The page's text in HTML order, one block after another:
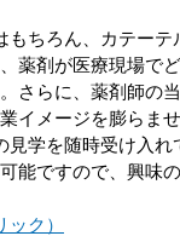
もちろん、カテーテ
薬剤が医療現場で
さらに、薬剤師の
イメージを膨らませ
見学を随時受け入れ
能ですので、興味
ク）